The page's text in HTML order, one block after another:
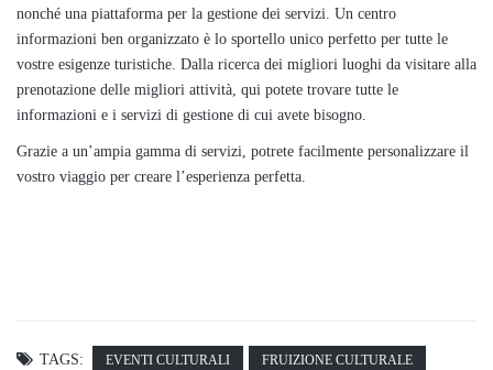
nonché una piattaforma per la gestione dei servizi. Un centro
informazioni ben organizzato è lo sportello unico perfetto per tutte le
vostre esigenze turistiche. Dalla ricerca dei migliori luoghi da visitare alla
prenotazione delle migliori attività, qui potete trovare tutte le
informazioni e i servizi di gestione di cui avete bisogno.
Grazie a un’ampia gamma di servizi, potrete facilmente personalizzare il
vostro viaggio per creare l’esperienza perfetta.
TAGS: EVENTI CULTURALI FRUIZIONE CULTURALE